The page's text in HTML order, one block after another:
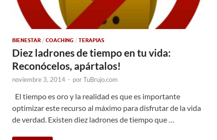
BIENESTAR / COACHING / TERAPIAS
Diez ladrones de tiempo en tu vida:
Reconócelos, apártalos!
noviembre 3, 2014 - porTuBrujo.com
El tiempo es oro y la realidad es que es importante
optimizar este recurso al máximo para disfrutar de la vida
de verdad. Existen diez ladrones de tiempo que …